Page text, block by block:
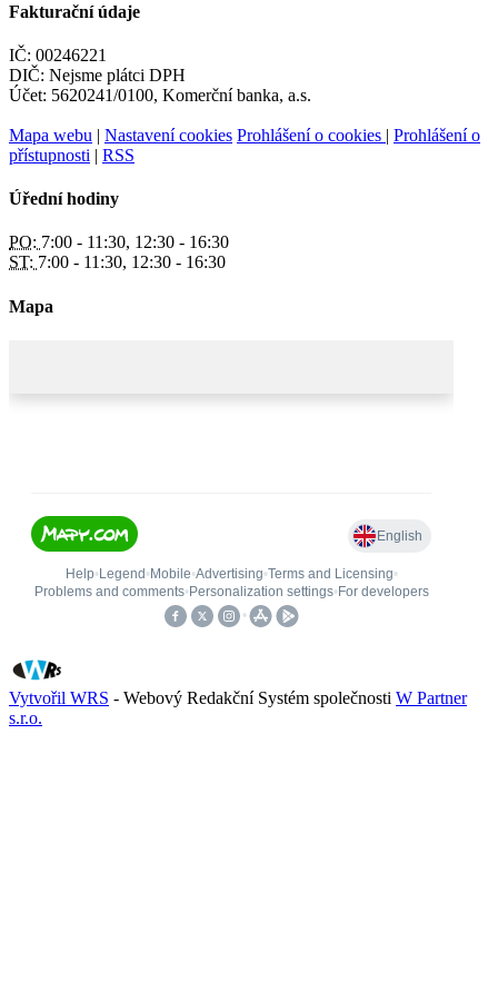
Fakturační údaje
IČ: 00246221
DIČ: Nejsme plátci DPH
Účet: 5620241/0100, Komerční banka, a.s.
Mapa webu | Nastavení cookies Prohlášení o cookies | Prohlášení o
přístupnosti | RSS
Úřední hodiny
PO: 7:00 - 11:30, 12:30 - 16:30
ST: 7:00 - 11:30, 12:30 - 16:30
Mapa
Vytvořil WRS - Webový Redakční Systém společnosti W Partner
s.r.o.